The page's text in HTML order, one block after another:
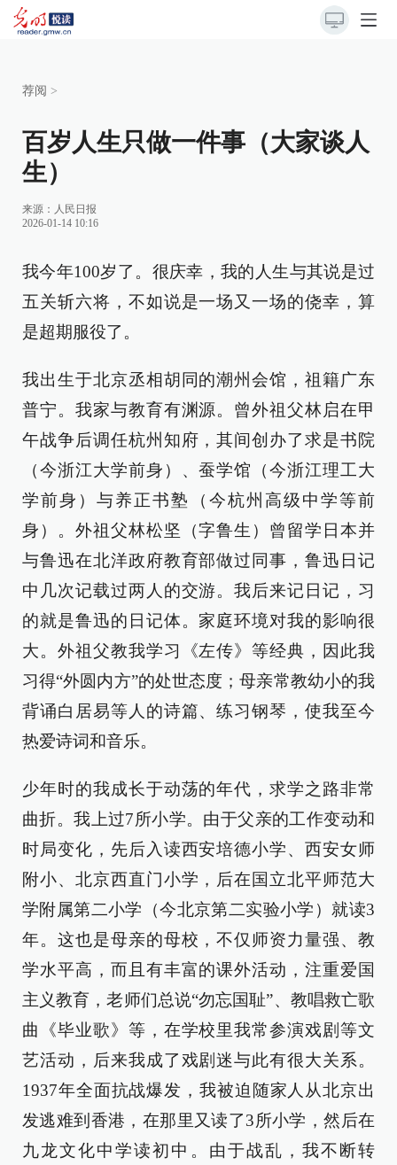
荐阅 >
百岁人生只做一件事（大家谈人
生）
来源： 人民日报
2026-01-14 10:16
我今年100岁了。很庆幸，我的人生与其说是过
五关斩六将，不如说是一场又一场的侥幸，算
是超期服役了。
我出生于北京丞相胡同的潮州会馆，祖籍广东
普宁。我家与教育有渊源。曾外祖父林启在甲
午战争后调任杭州知府，其间创办了求是书院
（今浙江大学前身）、蚕学馆（今浙江理工大
学前身）与养正书塾（今杭州高级中学等前
身）。外祖父林松坚（字鲁生）曾留学日本并
与鲁迅在北洋政府教育部做过同事，鲁迅日记
中几次记载过两人的交游。我后来记日记，习
的就是鲁迅的日记体。家庭环境对我的影响很
大。外祖父教我学习《左传》等经典，因此我
习得“外圆内方”的处世态度；母亲常教幼小的我
背诵白居易等人的诗篇、练习钢琴，使我至今
热爱诗词和音乐。
少年时的我成长于动荡的年代，求学之路非常
曲折。我上过7所小学。由于父亲的工作变动和
时局变化，先后入读西安培德小学、西安女师
附小、北京西直门小学，后在国立北平师范大
学附属第二小学（今北京第二实验小学）就读3
年。这也是母亲的母校，不仅师资力量强、教
学水平高，而且有丰富的课外活动，注重爱国
主义教育，老师们总说“勿忘国耻”、教唱救亡歌
曲《毕业歌》等，在学校里我常参演戏剧等文
艺活动，后来我成了戏剧迷与此有很大关系。
1937年全面抗战爆发，我被迫随家人从北京出
发逃难到香港，在那里又读了3所小学，然后在
九龙文化中学读初中。由于战乱，我不断转